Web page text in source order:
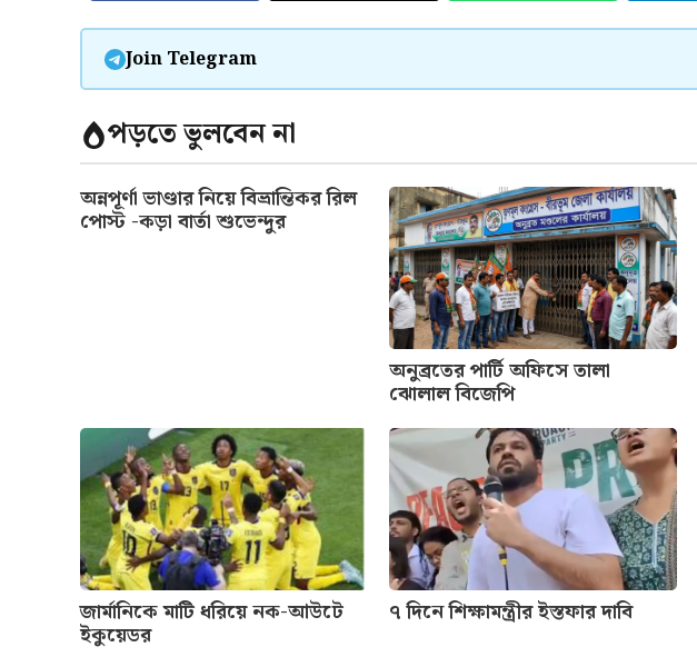
Join Telegram
পড়তে ভুলবেন না
অন্নপূর্ণা ভাণ্ডার নিয়ে বিভ্রান্তিকর রিল
পোস্ট -কড়া বার্তা শুভেন্দুর
অনুব্রতের পার্টি অফিসে তালা
ঝোলাল বিজেপি
জার্মানিকে মাটি ধরিয়ে নক-আউটে
ইকুয়েডর
৭ দিনে শিক্ষামন্ত্রীর ইস্তফার দাবি